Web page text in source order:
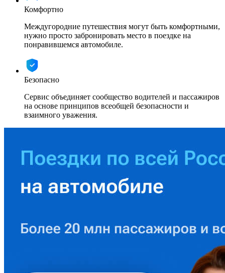
Комфортно
Междугородние путешествия могут быть комфортными,
нужно просто забронировать место в поездке на
понравившемся автомобиле.
Безопасно
Сервис объединяет сообщество водителей и пассажиров
на основе принципов всеобщей безопасности и
взаимного уважения.